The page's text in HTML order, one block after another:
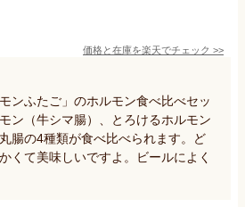
価格と在庫を楽天でチェック >>
ンふたご」のホルモン食べ比べセッ
ン（牛シマ腸）、とろけるホルモン
腸の4種類が食べ比べられます。ど
くて美味しいですよ。ビールによく